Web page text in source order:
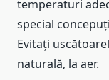
temperaturi
special
Evitați
naturală, la aer.